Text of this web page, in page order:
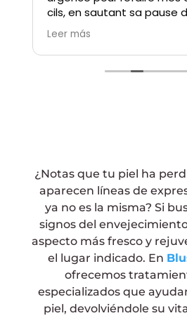
cils, en sautant sa pause
beau geste, Gosia est
et bienveillante Son travail
ne parlant pas bien espagnol Elle a tout
fait pour me comprendre,
Leer más
¿Notas que tu piel ha
aparecen líneas de
ya no es la misma? Si
signos del
aspecto más fresco y
el lugar indicado. En
ofrecemos
especializados que
piel, devolviéndole su